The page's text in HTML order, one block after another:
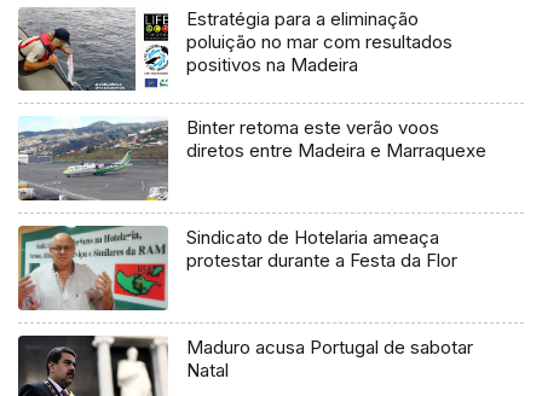
Estratégia para a eliminação
poluição no mar com resultados
positivos na Madeira
Binter retoma este verão voos
diretos entre Madeira e Marraquexe
Sindicato de Hotelaria ameaça
protestar durante a Festa da Flor
Maduro acusa Portugal de sabotar
Natal